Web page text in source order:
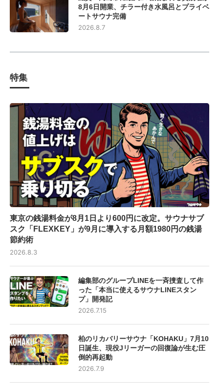
8月6日開業、チラー付き水風呂とプライベ
ートサウナ完備
2026.8.7
特集
東京の銭湯料金が8月1日より600円に改定。サウナサブ
スク「FLEXKEY」が9月に導入する月額1980円の銭湯
節約術
2026.8.3
編集部のグループLINEを一斉捜査して作
った「本当に使えるサウナLINEスタン
プ」開発記
2026.7.15
柏のリカバリーサウナ「KOHAKU」7月10
日誕生、現役Jリーガーの回復論が生む圧
倒的再起動
2026.7.9